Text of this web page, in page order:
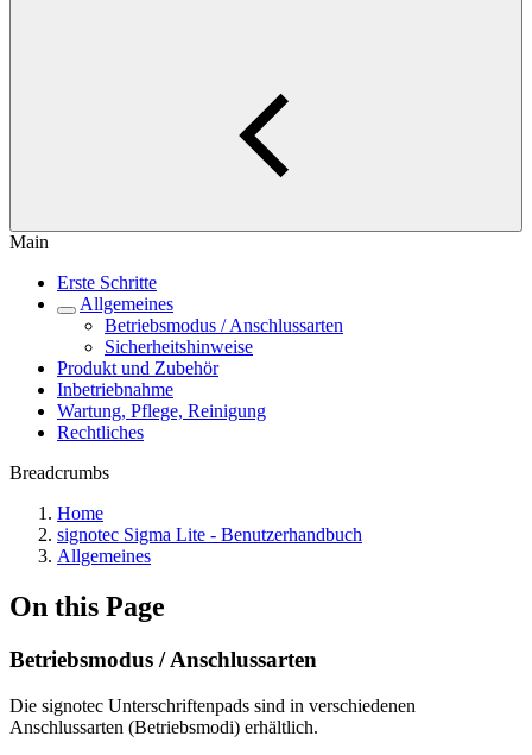
Main
Erste Schritte
Allgemeines
Betriebsmodus / Anschlussarten
Sicherheitshinweise
Produkt und Zubehör
Inbetriebnahme
Wartung, Pflege, Reinigung
Rechtliches
Breadcrumbs
Home
signotec Sigma Lite - Benutzerhandbuch
Allgemeines
On this Page
Betriebsmodus / Anschlussarten
Die signotec Unterschriftenpads sind in verschiedenen
Anschlussarten (Betriebsmodi) erhältlich.